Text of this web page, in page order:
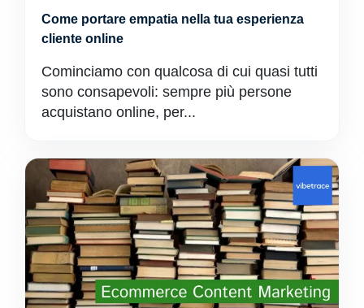
Come portare empatia nella tua esperienza
cliente online
Cominciamo con qualcosa di cui quasi tutti
sono consapevoli: sempre più persone
acquistano online, per...